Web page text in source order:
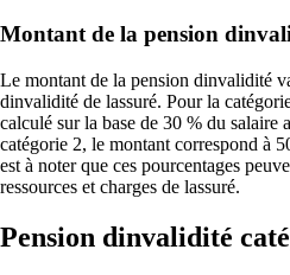
Montant de la pension
Le montant de la pension dinvalidité
dinvalidité de lassuré. Pour la
calculé sur la base de 30 % du salaire
catégorie 2, le montant correspond à
est à noter que ces pourcentages
ressources et charges de lassuré.
Pension dinvalidité